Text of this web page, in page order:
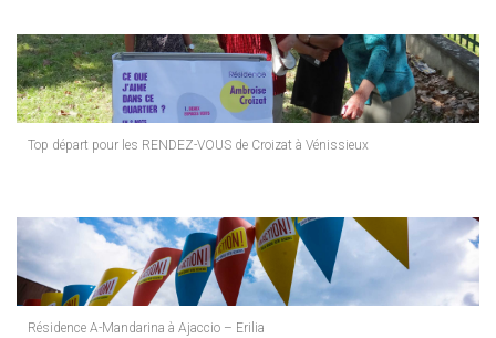
Top départ pour les RENDEZ-VOUS de Croizat à Vénissieux
Résidence A-Mandarina à Ajaccio – Erilia